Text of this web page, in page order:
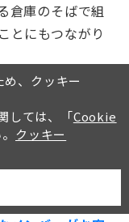
倉庫のそばで組
とにもつながり
がかり…」
ーダー！の物流
、クッキー
しては、「Cookie
クッキー